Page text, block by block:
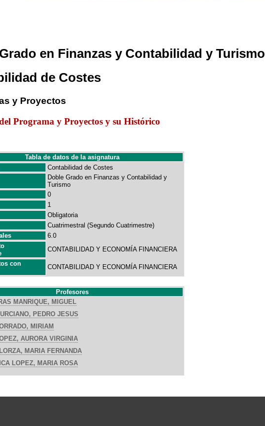
en Finanzas y Contabilidad y Turismo
de Costes
y Proyectos
Programa y Proyectos y su Histórico
Tabla de datos de la asignatura
Contabilidad de Costes
Doble Grado en Finanzas y Contabilidad y
Turismo
0
1
Obligatoria
Cuatrimestral (Segundo Cuatrimestre)
6.0
CONTABILIDAD Y ECONOMÍA FINANCIERA
con
CONTABILIDAD Y ECONOMÍA FINANCIERA
Profesores
MANRIQUE, MIGUEL
PEDRO JESUS
MIRIAM
AURORA VIRGINIA
MARIA FERNANDA
LOPEZ, MARIA ROSA